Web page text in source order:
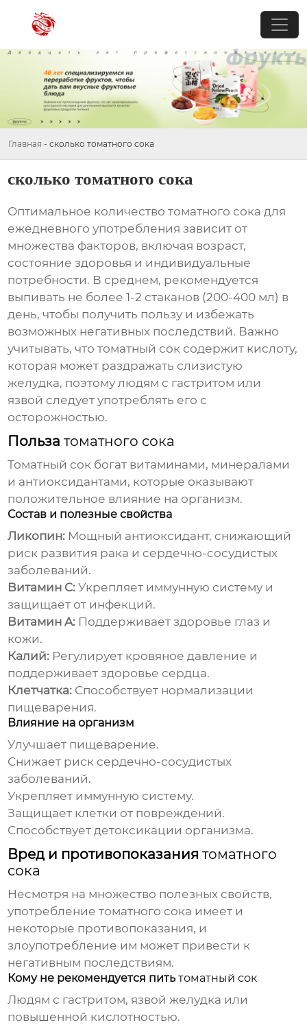
Главная - сколько томатного сока
сколько томатного сока
Оптимальное количествотоматного сока для
ежедневного употребления зависит от
множества факторов, включая возраст,
состояние здоровья и индивидуальные
потребности. В среднем, рекомендуется
выпивать не более 1-2 стаканов (200-400 мл) в
день, чтобы получить пользу и избежать
возможных негативных последствий. Важно
учитывать, чтотоматный сок содержит кислоту,
которая может раздражать слизистую
желудка, поэтому людям с гастритом или
язвой следует употреблять его с
осторожностью.
Пользатоматного сока
Томатный сок богат витаминами, минералами
и антиоксидантами, которые оказывают
положительное влияние на организм.
Состав и полезные свойства
Ликопин: Мощный антиоксидант, снижающий
риск развития рака и сердечно-сосудистых
заболеваний.
Витамин C: Укрепляет иммунную систему и
защищает от инфекций.
Витамин A: Поддерживает здоровье глаз и
кожи.
Калий: Регулирует кровяное давление и
поддерживает здоровье сердца.
Клетчатка: Способствует нормализации
пищеварения.
Влияние на организм
Улучшает пищеварение.
Снижает риск сердечно-сосудистых
заболеваний.
Укрепляет иммунную систему.
Защищает клетки от повреждений.
Способствует детоксикации организма.
Вред и противопоказаниятоматного
сока
Несмотря на множество полезных свойств,
употреблениетоматного сока имеет и
некоторые противопоказания, и
злоупотребление им может привести к
негативным последствиям.
Кому не рекомендуется питьтоматный сок
Людям с гастритом, язвой желудка или
повышенной кислотностью.